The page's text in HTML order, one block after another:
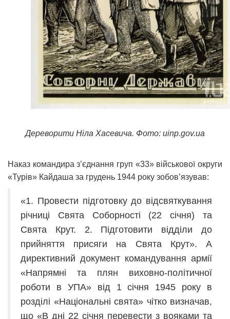
Дереворити Ніла Хасевича. Фото: uinp.gov.ua
Наказ командира з’єднання груп «33» військової округи
«Турів» Кайдаша за грудень 1944 року зобов’язував:
«1. Провести підготовку до відсвяткування
річниці Свята Соборності (22 січня) та
Свята Крут. 2. Підготовити відділи до
прийняття присяги на Свята Крут». А
директивний документ командування армії
«Напрямні та плян виховно-політичної
роботи в УПА» від 1 січня 1945 року в
розділі «Національні свята» чітко визначав,
що «В дні 22 січня перевести з вояками та